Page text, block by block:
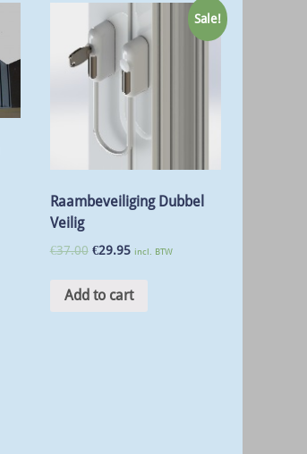
Sale!
Raambeveiliging Dubbel
Veilig
€37.00 €29.95 incl. BTW
Add to cart